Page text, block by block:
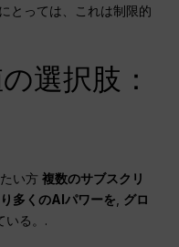
とっては、これは制限的
選択肢：
たい方複数のサブスクリ
多くのAIパワーを, グロ
いる。.